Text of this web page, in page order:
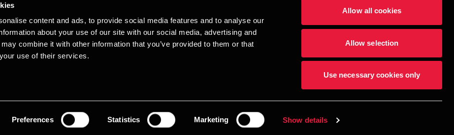
content and ads, to provide social media features and to analyse our
about your use of our site with our social media, advertising and
combine it with other information that you’ve provided to them or that
use of their services.
Preferences Statistics Marketing Show details
Allow all cookies
Allow selection
Use necessary cookies only
Kontorsteder
Sitemap
Whistleblower
Mennesker, der hjælper mennesker
Vi mener, at enestående rådgivning begynder med at opbygge enestående relationer.
Copyright © 2026 BDO Statsautoriseret Revisionspartnerselskab, en danskejet rådgivnings- og revisionsvirksomhed,
er medlem af BDO International Limited - et UK-baseret selskab med begrænset hæftelse - og del af det internationale
BDO-netværk bestående af uafhængige medlemsfirmaer. BDO er varemærke for både BDO-netværket og for alle BDO
medlemsfirmaerne. BDO i Danmark beskæftiger mere end 1.800 medarbejdere, mens det verdensomspændende BDO-